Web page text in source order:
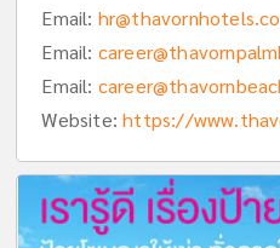
Email:
Email:
Email:
Website:https://